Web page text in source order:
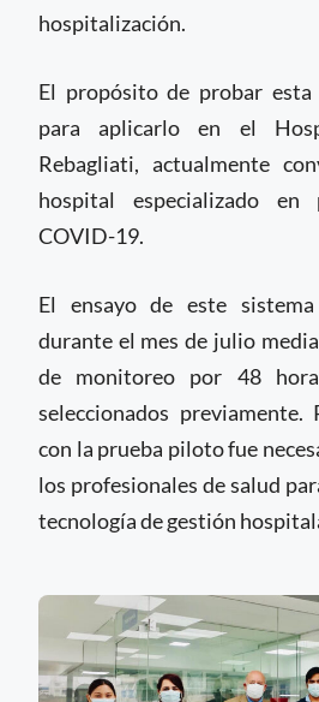
hospitalización.
El propósito de probar esta
para aplicarlo en el
Rebagliati, actualmente
hospital especializado en
COVID-19.
El ensayo de este
durante el mes de julio
de monitoreo por 48
seleccionados previamente.
con la prueba piloto fue
los profesionales de salud
tecnología de gestión